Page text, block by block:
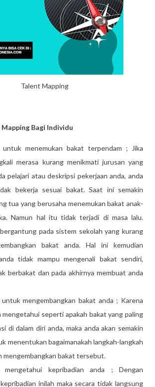
Talent Mapping
Bagi Individu
untuk menemukan bakat terpendam ; Jika
merasa kurang menikmati jurusan yang
pelajari atau deskripsi pekerjaan anda, anda
bekerja sesuai bakat. Saat ini semakin
tua yang berusaha menemukan bakat anak-
Namun hal itu tidak terjadi di masa lalu.
pada sistem sekolah yang kurang
bakat anda. Hal ini kemudian
tidak mampu mengenali bakat sendiri,
berbakat dan pada akhirnya membuat anda
mengembangkan bakat anda ; Karena
mengetahui seperti apakah bakat yang paling
di dalam diri anda, maka anda akan semakin
menentukan bagaimanakah langkah-langkah
mengembangkan bakat tersebut.
mengetahui kepribadian anda ; Dengan
inilah maka secara tidak langsung